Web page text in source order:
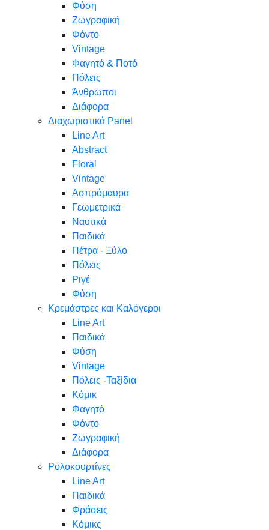
Φύση
Ζωγραφική
Φόντο
Vintage
Φαγητό & Ποτό
Πόλεις
Άνθρωποι
Διάφορα
Διαχωριστικά Panel
Line Art
Abstract
Floral
Vintage
Ασπρόμαυρα
Γεωμετρικά
Ναυτικά
Παιδικά
Πέτρα - Ξύλο
Πόλεις
Ριγέ
Φύση
Κρεμάστρες και Καλόγεροι
Line Art
Παιδικά
Φύση
Vintage
Πόλεις -Ταξίδια
Κόμικ
Φαγητό
Φόντο
Ζωγραφική
Διάφορα
Ρολοκουρτίνες
Line Art
Παιδικά
Φράσεις
Κόμικς